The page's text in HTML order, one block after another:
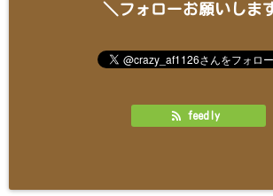
＼フォローお願いしま
feedly